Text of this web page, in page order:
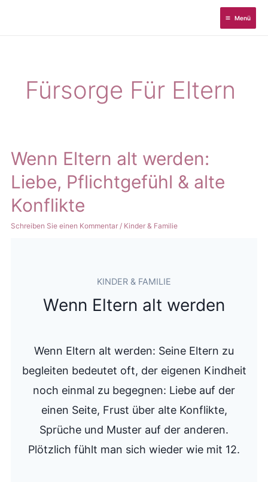
Menü
Fürsorge Für Eltern
Wenn Eltern alt werden:
Liebe, Pflichtgefühl & alte
Konflikte
Schreiben Sie einen Kommentar / Kinder & Familie
KINDER & FAMILIE
Wenn Eltern alt werden
Wenn Eltern alt werden: Seine Eltern zu
begleiten bedeutet oft, der eigenen Kindheit
noch einmal zu begegnen: Liebe auf der
einen Seite, Frust über alte Konflikte,
Sprüche und Muster auf der anderen.
Plötzlich fühlt man sich wieder wie mit 12.